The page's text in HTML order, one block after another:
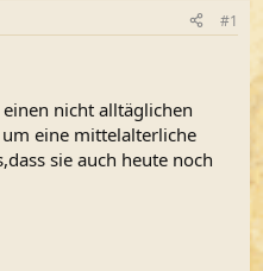
#1
nicht alltäglichen
um eine mittelalterliche
sie auch heute noch